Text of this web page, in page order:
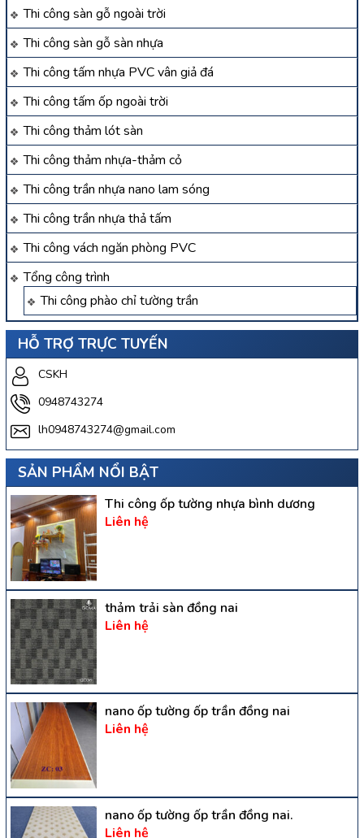
Thi công sàn gỗ ngoài trời
Thi công sàn gỗ sàn nhựa
Thi công tấm nhựa PVC vân giả đá
Thi công tấm ốp ngoài trời
Thi công thảm lót sàn
Thi công thảm nhựa-thảm cỏ
Thi công trần nhựa nano lam sóng
Thi công trần nhựa thả tấm
Thi công vách ngăn phòng PVC
Tổng công trình
Thi công phào chỉ tường trần
HỖ TRỢ TRỰC TUYẾN
CSKH
0948743274
lh0948743274@gmail.com
SẢN PHẨM NỔI BẬT
Thi công ốp tường nhựa bình dương
Liên hệ
thảm trải sàn đồng nai
Liên hệ
nano ốp tường ốp trần đồng nai
Liên hệ
nano ốp tường ốp trần đồng nai.
Liên hệ